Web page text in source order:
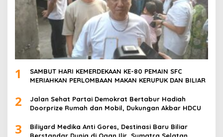
1
SAMBUT HARI KEMERDEKAAN KE-80 PEMAIN SFC
MERIAHKAN PERLOMBAAN MAKAN KERUPUK DAN BILIAR
2
Jalan Sehat Partai Demokrat Bertabur Hadiah
Doorprize Rumah dan Mobil, Dukungan Akbar HDCU
3
Biliyard Medika Anti Gores, Destinasi Baru Biliar
Berstandar Dunia di Ogan Ilir, Sumatra Selatan